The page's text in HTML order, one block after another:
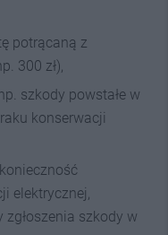
potrącaną z
300 zł),
szkody powstałe w
konserwacji
elektrycznej,
szkody w